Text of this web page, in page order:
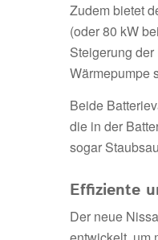
Zudem bietet
(oder 80 kW
Steigerung
Wärmepumpe
Beide
die in der
sogar
Effiziente
Der neue